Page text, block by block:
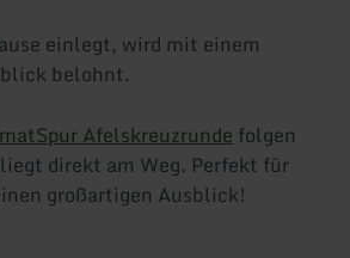
einlegt, wird mit einem
belohnt.
Afelskreuzrunde folgen
direkt am Weg. Perfekt für
großartigen Ausblick!